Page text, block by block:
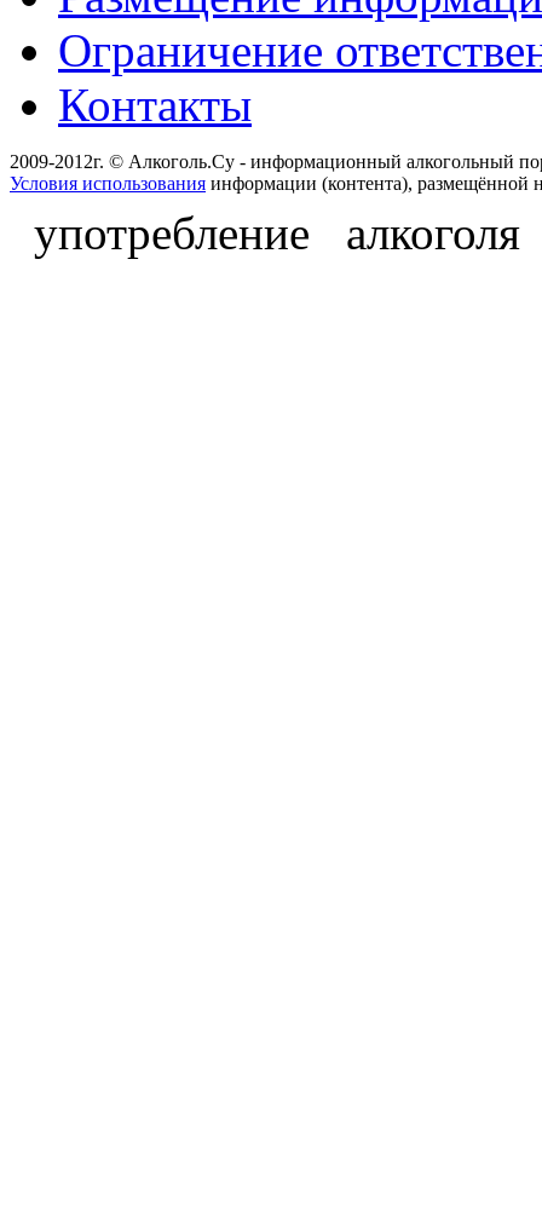
Ограничение
Контакты
2009-2012г. © Алкоголь.Су - информационный алкогольный
Условия использования информации (контента), размещённой
употребление